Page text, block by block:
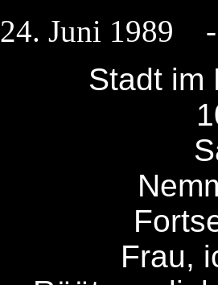
24. Juni 1989 -
Stadt im
Frau,